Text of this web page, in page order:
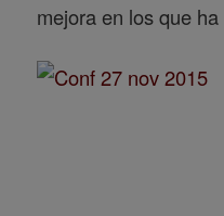
mejora en los que